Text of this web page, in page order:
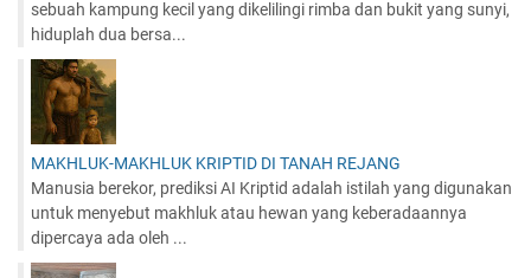
sebuah kampung kecil yang dikelilingi rimba dan bukit yang sunyi,
hiduplah dua bersa...
MAKHLUK-MAKHLUK KRIPTID DI TANAH REJANG
Manusia berekor, prediksi AI Kriptid adalah istilah yang digunakan
untuk menyebut makhluk atau hewan yang keberadaannya
dipercaya ada oleh ...